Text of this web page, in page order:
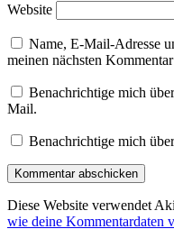
Website
Name, E-Mail-Adresse
meinen nächsten
Benachrichtige mich
Mail.
Benachrichtige mich
Diese Website verwendet
wie deine Kommentardaten